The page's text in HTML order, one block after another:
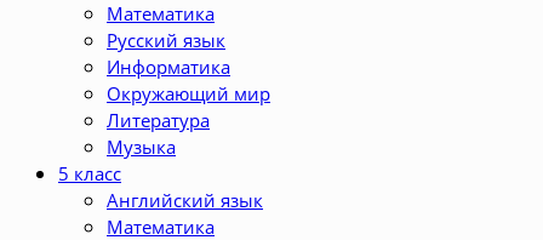
Математика
Русский язык
Информатика
Окружающий мир
Литература
Музыка
5 класс
Английский язык
Математика